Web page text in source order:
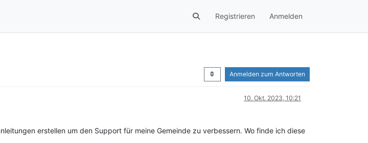
Registrieren Anmelden
Anmelden zum Antworten
10. Okt. 2023, 10:21
erstellen um den Support für meine Gemeinde zu verbessern. Wo finde ich diese